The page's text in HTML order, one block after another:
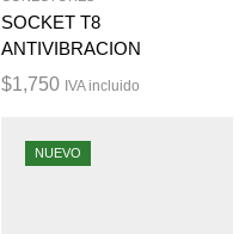
SOCKET T8
ANTIVIBRACION
$1,750 IVA incluido
NUEVO